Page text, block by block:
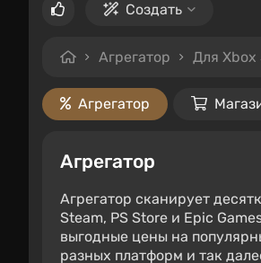
Создать
Агрегатор Для Xbox
Агрегатор
Агрегатор
Агрегатор сканирует
Steam, PS Store и Epic
выгодные цены на
разных платформ и так